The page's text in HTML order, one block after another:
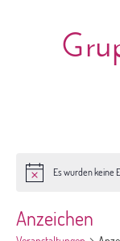
Hinweis Es wurden keine
Anzeichen